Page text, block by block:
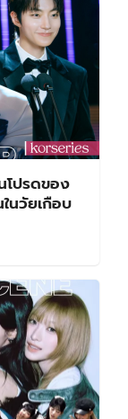
โปรดของ
นวัยเกือบ